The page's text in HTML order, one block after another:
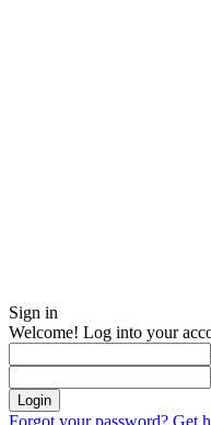
Sign in
Welcome! Log into your
Forgot your password? Get